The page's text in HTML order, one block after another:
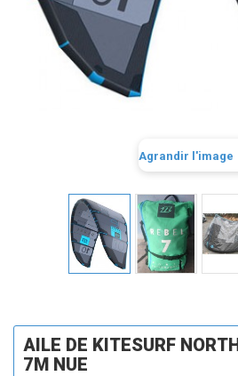
Agrandir l'image
AILE DE KITESURF
7M NUE